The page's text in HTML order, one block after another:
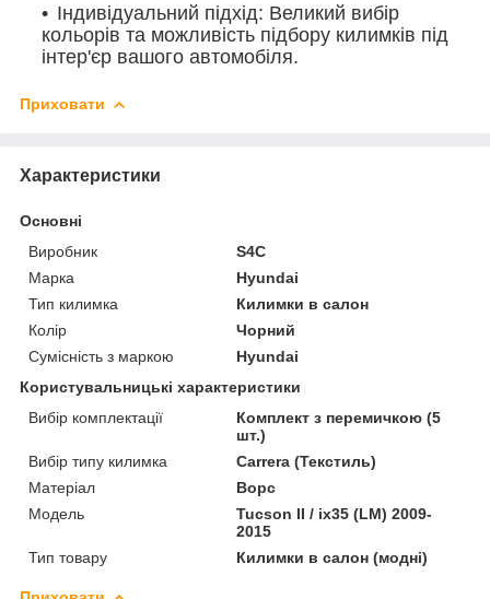
Індивідуальний підхід: Великий вибір
кольорів та можливість підбору килимків під
інтер'єр вашого автомобіля.
Приховати
Характеристики
Основні
Виробник
S4C
Марка
Hyundai
Тип килимка
Килимки в салон
Колір
Чорний
Сумісність з маркою
Hyundai
Користувальницькі характеристики
Вибір комплектації
Комплект з перемичкою (5
шт.)
Вибір типу килимка
Carrera (Текстиль)
Матеріал
Ворс
Мoдель
Tucson II / ix35 (LM) 2009-
2015
Тип товару
Килимки в салон (модні)